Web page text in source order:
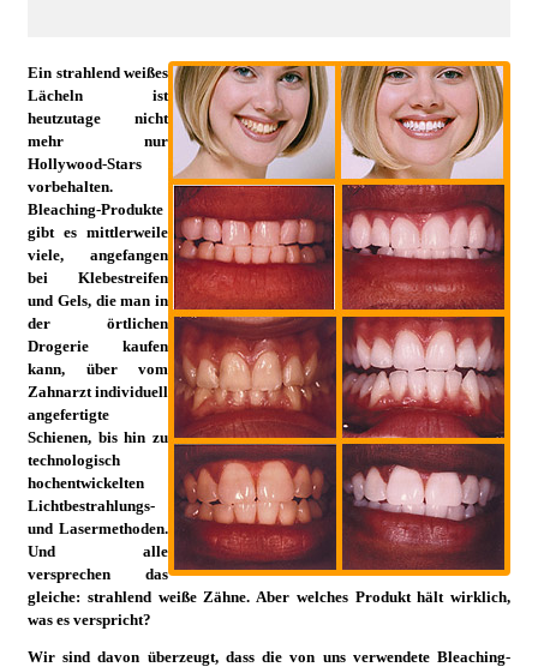
Ein strahlend weißes
Lächeln ist
heutzutage nicht
mehr nur
Hollywood-Stars
vorbehalten.
Bleaching-Produkte
gibt es mittlerweile
viele, angefangen
bei Klebestreifen
und Gels, die man in
der örtlichen
Drogerie kaufen
kann, über vom
Zahnarzt individuell
angefertigte
Schienen, bis hin zu
technologisch
hochentwickelten
Lichtbestrahlungs-
und Lasermethoden.
Und ­alle
versprechen das
gleiche: strahlend weiße Zähne. Aber welches Produkt hält wirklich,
was es verspricht?
Wir sind davon überzeugt, dass die von uns verwendete Bleaching-